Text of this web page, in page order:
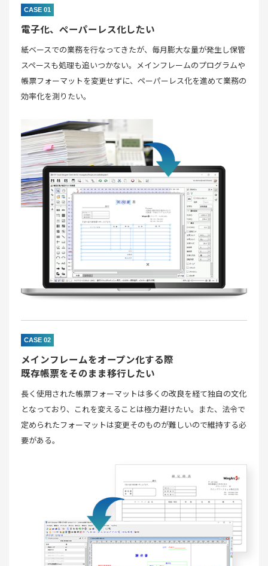
CASE 01
電子化、ペーパーレス化したい
紙ベースでの業務を行なってきたが、毎月膨大な量が発生し保管
スペースも処理も追いつかない。メインフレームのプログラムや
帳票フォーマットを変更せずに、ペーパーレス化を進めて業務の
効率化を測りたい。
CASE 02
メインフレームをオープン化する際
既存帳票をそのまま移行したい
長く使用された帳票フォーマットは多くの改良を経て独自の文化
となっており、これを変えることは極力避けたい。また、法令で
定められたフォーマットは変更そのものが難しいので維持する必
要がある。